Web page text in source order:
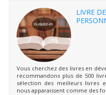
LIVRE
Vous cherchez des livres en
recommandons plus de 500
sélection des meilleurs livres
nous apparaissent comme des